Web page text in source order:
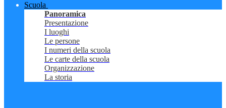
Scuola
Panoramica
Presentazione
I luoghi
Le persone
I numeri della scuola
Le carte della scuola
Organizzazione
La storia